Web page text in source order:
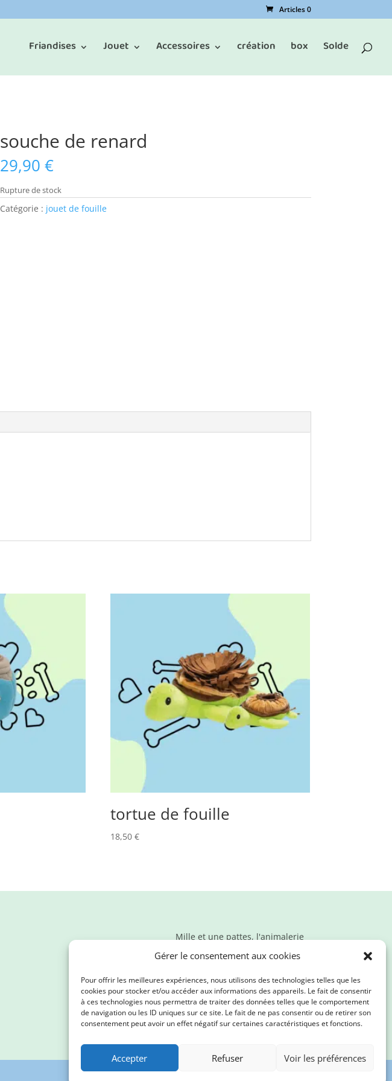
Gérer le consentement aux cookies
Pour offrir les meilleures expériences, nous utilisons des technologies telles que les
cookies pour stocker et/ou accéder aux informations des appareils. Le fait de consentir
à ces technologies nous permettra de traiter des données telles que le comportement
de navigation ou les ID uniques sur ce site. Le fait de ne pas consentir ou de retirer son
consentement peut avoir un effet négatif sur certaines caractéristiques et fonctions.
Accepter Refuser Voir les préférences
Articles 0
Friandises Jouet Accessoires création box Solde
souche de renard
29,90 €
Rupture de stock
Catégorie : jouet de fouille
tortue de fouille
18,50€
Mille et une pattes, l'animalerie
en ligne qui propose des
produits de qualité. Nous
prenons soin de vos loulous et
de la planète !